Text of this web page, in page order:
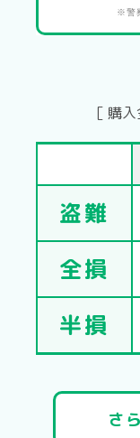
※警
［ 購
盗難
全損
半損
さ